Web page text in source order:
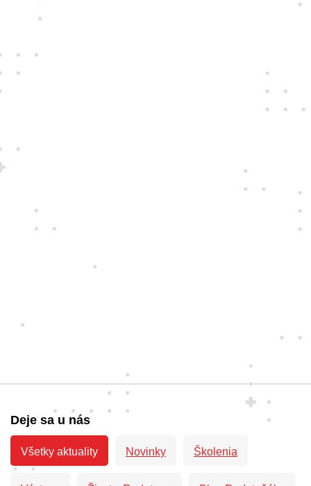
Deje sa u nás
Všetky aktuality Novinky Školenia